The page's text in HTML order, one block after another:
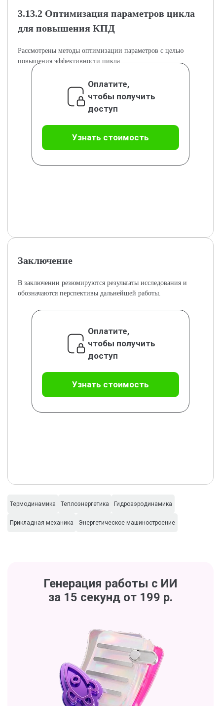
3.13.2 Оптимизация параметров цикла
для повышения КПД
Рассмотрены методы оптимизации параметров с целью
повышения эффективности цикла.
Оплатите,
чтобы получить
доступ
Узнать стоимость
Заключение
В заключении резюмируются результаты исследования и
обозначаются перспективы дальнейшей работы.
Оплатите,
чтобы получить
доступ
Узнать стоимость
Термодинамика Теплоэнергетика Гидроаэродинамика
Прикладная механика Энергетическое машиностроение
Генерация работы с ИИ
за 15 секунд от 199 р.